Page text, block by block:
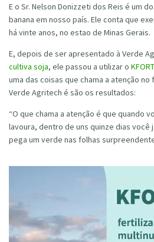
E o Sr. Nelson Donizzeti dos Reis é um
banana em nosso país. Ele conta que
há vinte anos, no estao de Minas Gerais.
E, depois de ser apresentado à Verde
cultiva soja, ele passou a utilizar o
uma das coisas que chama a atenção
Verde Agritech é são os resultados:
“O que chama a atenção é que quando
lavoura, dentro de uns quinze dias você
pega um verde nas folhas